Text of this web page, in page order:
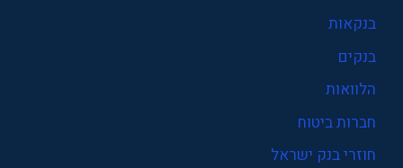
בנקאות
בנקים
הלוואות
חברות ביטוח
חוזרי בנק ישראל